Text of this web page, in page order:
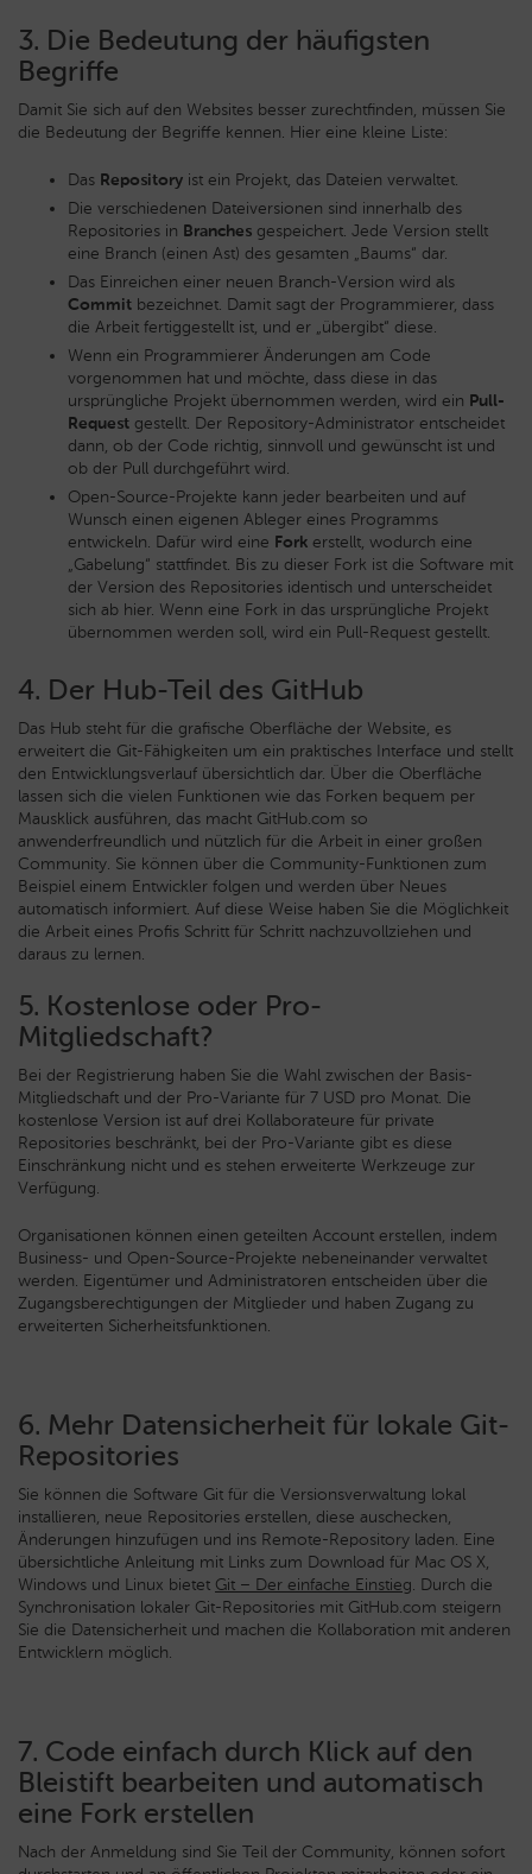
3. Die Bedeutung der häufigsten
Begriffe
Damit Sie sich auf den Websites besser zurechtfinden, müssen Sie
die Bedeutung der Begriffe kennen. Hier eine kleine Liste:
Das Repository ist ein Projekt, das Dateien verwaltet.
Die verschiedenen Dateiversionen sind innerhalb des
Repositories in Branches gespeichert. Jede Version stellt
eine Branch (einen Ast) des gesamten „Baums“ dar.
Das Einreichen einer neuen Branch-Version wird als
Commit bezeichnet. Damit sagt der Programmierer, dass
die Arbeit fertiggestellt ist, und er „übergibt“ diese.
Wenn ein Programmierer Änderungen am Code
vorgenommen hat und möchte, dass diese in das
ursprüngliche Projekt übernommen werden, wird ein Pull-
Request gestellt. Der Repository-Administrator entscheidet
dann, ob der Code richtig, sinnvoll und gewünscht ist und
ob der Pull durchgeführt wird.
Open-Source-Projekte kann jeder bearbeiten und auf
Wunsch einen eigenen Ableger eines Programms
entwickeln. Dafür wird eine Fork erstellt, wodurch eine
„Gabelung“ stattfindet. Bis zu dieser Fork ist die Software mit
der Version des Repositories identisch und unterscheidet
sich ab hier. Wenn eine Fork in das ursprüngliche Projekt
übernommen werden soll, wird ein Pull-Request gestellt.
4. Der Hub-Teil des GitHub
Das Hub steht für die grafische Oberfläche der Website, es
erweitert die Git-Fähigkeiten um ein praktisches Interface und stellt
den Entwicklungsverlauf übersichtlich dar. Über die Oberfläche
lassen sich die vielen Funktionen wie das Forken bequem per
Mausklick ausführen, das macht GitHub.com so
anwenderfreundlich und nützlich für die Arbeit in einer großen
Community. Sie können über die Community-Funktionen zum
Beispiel einem Entwickler folgen und werden über Neues
automatisch informiert. Auf diese Weise haben Sie die Möglichkeit
die Arbeit eines Profis Schritt für Schritt nachzuvollziehen und
daraus zu lernen.
5. Kostenlose oder Pro-
Mitgliedschaft?
Bei der Registrierung haben Sie die Wahl zwischen der Basis-
Mitgliedschaft und der Pro-Variante für 7 USD pro Monat. Die
kostenlose Version ist auf drei Kollaborateure für private
Repositories beschränkt, bei der Pro-Variante gibt es diese
Einschränkung nicht und es stehen erweiterte Werkzeuge zur
Verfügung.
Organisationen können einen geteilten Account erstellen, indem
Business- und Open-Source-Projekte nebeneinander verwaltet
werden. Eigentümer und Administratoren entscheiden über die
Zugangsberechtigungen der Mitglieder und haben Zugang zu
erweiterten Sicherheitsfunktionen.
6. Mehr Datensicherheit für lokale Git-
Repositories
Sie können die Software Git für die Versionsverwaltung lokal
installieren, neue Repositories erstellen, diese auschecken,
Änderungen hinzufügen und ins Remote-Repository laden. Eine
übersichtliche Anleitung mit Links zum Download für Mac OS X,
Windows und Linux bietet Git – Der einfache Einstieg. Durch die
Synchronisation lokaler Git-Repositories mit GitHub.com steigern
Sie die Datensicherheit und machen die Kollaboration mit anderen
Entwicklern möglich.
7. Code einfach durch Klick auf den
Bleistift bearbeiten und automatisch
eine Fork erstellen
Nach der Anmeldung sind Sie Teil der Community, können sofort